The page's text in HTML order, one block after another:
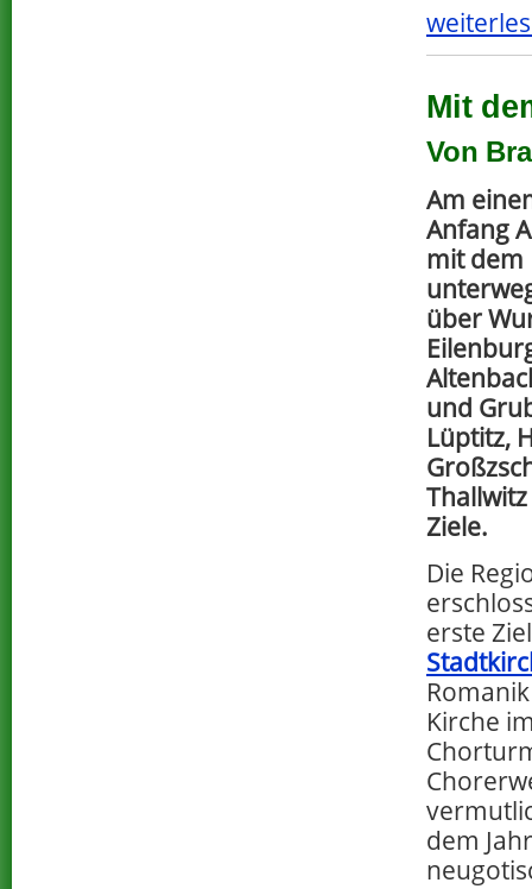
Mit
Von
Am
Anfang
mit dem
über
und
Lüptitz,
Ziele.
Die
erste
Kirche
dem